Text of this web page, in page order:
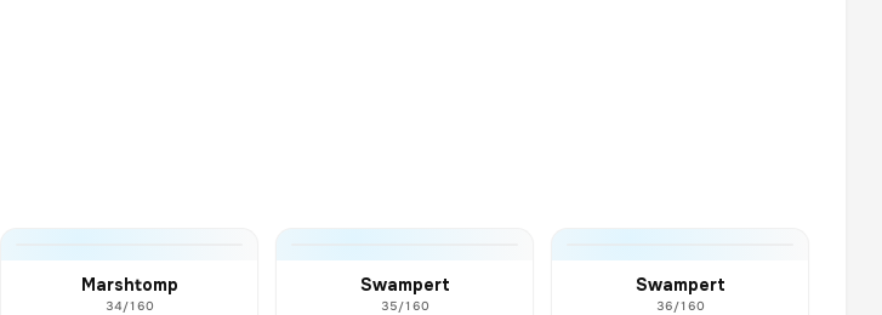
Marshtomp
34/160
Swampert
35/160
Swampert
36/160